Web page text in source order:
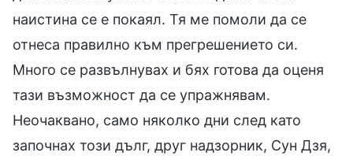
наистина се е покаял. Тя ме помоли да се
отнеса правилно към прегрешението си.
Много се развълнувах и бях готова да оценя
тази възможност да се упражнявам.
Неочаквано, само няколко дни след като
започнах този дълг, друг надзорник, Сун Дзя,